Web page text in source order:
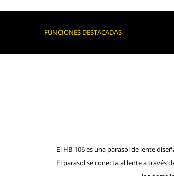
FUNCIONES DESTACADAS
El HB-106 es una parasol de lente
El parasol se conecta al lente a través